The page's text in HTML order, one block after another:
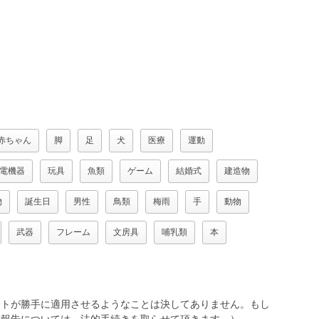
ちゃん 脚 足 犬 医療 運動
機器 玩具 魚類 ゲーム 結婚式 建造物
誕生日 男性 鳥類 梅雨 手 動物
武器 フレーム 文房具 哺乳類 本
が勝手に適用させるようなことは決してありません。もし